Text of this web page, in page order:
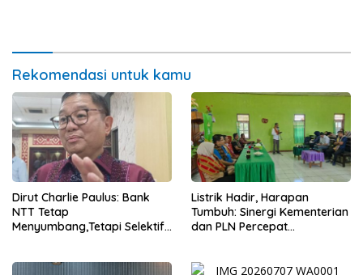
Rekomendasi untuk kamu
Dirut Charlie Paulus: Bank
NTT Tetap
Menyumbang,Tetapi Selektif
Listrik Hadir, Harapan
Tumbuh: Sinergi Kementerian
dan PLN Percepat